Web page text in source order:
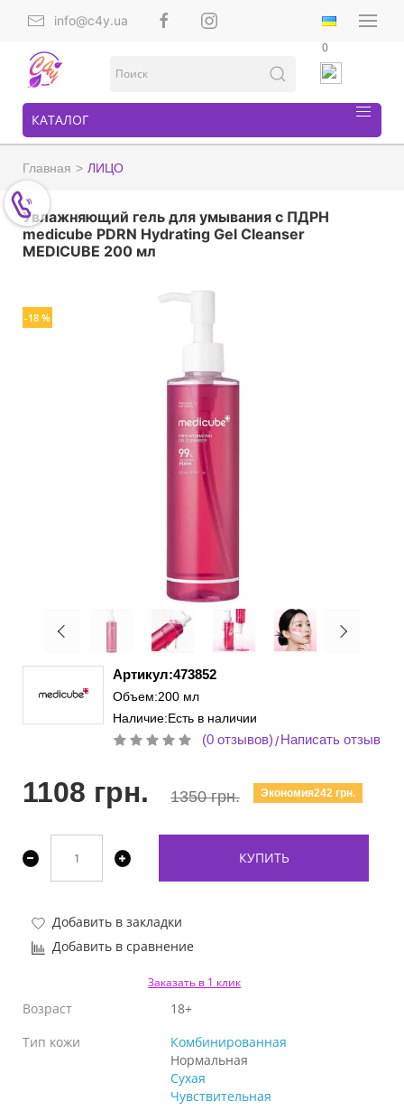
info@c4y.ua
0
КАТАЛОГ
Главная ЛИЦО
Увлажняющий гель для умывания с ПДРН
medicube PDRN Hydrating Gel Cleanser
MEDICUBE 200 мл
-18 %
Артикул:473852
Объем:200 мл
Наличие:Есть в наличии
(0 отзывов)/Написать отзыв
1108 грн. 1350 грн. Экономия242 грн.
КУПИТЬ
Добавить в закладки
Добавить в сравнение
Заказать в 1 клик
Возраст
18+
Тип кожи
Комбинированная
Нормальная
Сухая
Чувствительная